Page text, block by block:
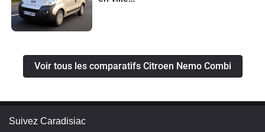
Voir tous les comparatifs Citroen Nemo Combi
Suivez Caradisiac